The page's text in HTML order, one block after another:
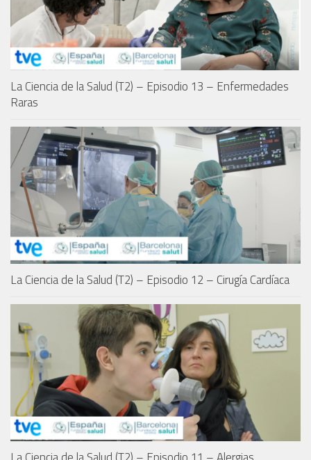
La Ciencia de la Salud (T2) – Episodio 13 – Enfermedades
Raras
La Ciencia de la Salud (T2) – Episodio 12 – Cirugía Cardíaca